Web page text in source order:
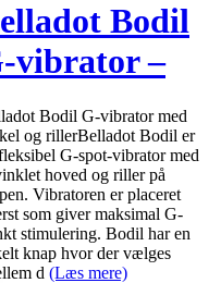
Bodil
vibrator –
Bodil G-vibrator med
og rillerBelladot Bodil er
G-spot-vibrator med
hoved og riller på
Vibratoren er placeret
som giver maksimal G-
stimulering. Bodil har en
knap hvor der vælges
d (Læs mere)